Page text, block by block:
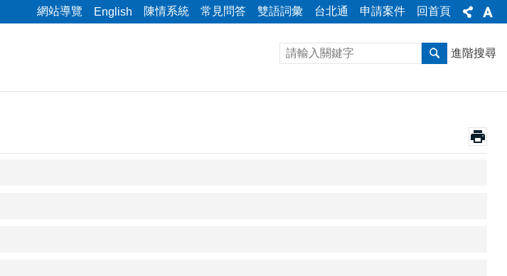
網站導覽 English 陳情系統 常見問答 雙語詞彙 台北通 申請案件 回首頁
進階搜尋